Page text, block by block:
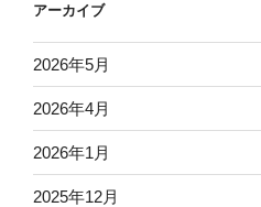
アーカイブ
2026年5月
2026年4月
2026年1月
2025年12月